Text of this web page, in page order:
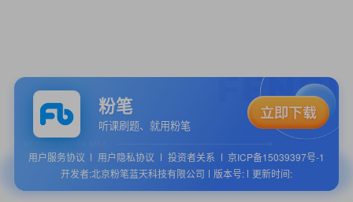
粉笔
听课刷题、就用粉笔
用户服务协议 用户隐私协议 投资者关系
京ICP备15039397号-1
开发者:北京粉笔蓝天科技有限公司
版本号: 更新时间: